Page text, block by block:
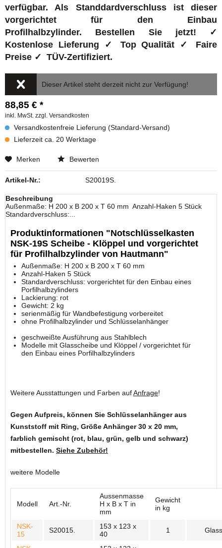
verfügbar. Als Standdardverschluss ist dieser
vorgerichtet für den Einbau
Profilhalbzylinder. Bestellen Sie jetzt! ✓
Kostenlose Lieferung ✓ Top Qualität ✓ Faire
Preise ✓ TÜV-Zertifiziert.
Dieser Artikel steht derzeit nicht zur Verfügung!
88,85 € *
inkl. MwSt. zzgl. Versandkosten
Versandkostenfreie Lieferung (Standard-Versand)
Lieferzeit ca. 20 Werktage
Merken Bewerten
Artikel-Nr.: S20019S.
Beschreibung
Außenmaße: H 200 x B 200 x T 60 mm Anzahl-Haken 5 Stück
Standardverschluss:...
Produktinformationen "Notschlüsselkasten
NSK-19S Scheibe - Klöppel und vorgerichtet
für Profilhalbzylinder von Hautmann"
Außenmaße: H 200 x B 200 x T 60 mm
Anzahl-Haken 5 Stück
Standardverschluss: vorgerichtet für den Einbau eines
Porfilhalbzylinders
Lackierung: rot
Gewicht: 2 kg
serienmäßig für Wandbefestigung vorbereitet
ohne Profilhalbzylinder und Schlüsselanhänger
geschweißte Ausführung aus Stahlblech
Modelle mit Glasscheibe und Klöppel / vorgerichtet für
den Einbau eines Porfilhalbzylinders
Weitere Ausstattungen und Farben aufAnfrage!
Gegen Aufpreis, können Sie Schlüsselanhänger aus
Kunststoff mit Ring, Größe Anhänger 30 x 20 mm,
farblich gemischt (rot, blau, grün, gelb und schwarz)
mitbestellen. Siehe Zubehör!
weitere Modelle
Modell Art.-Nr.
Aussenmasse
H x B x T in
mm
Gewicht
in kg
NSK-
15
S20015.
153 x 123 x
40
1